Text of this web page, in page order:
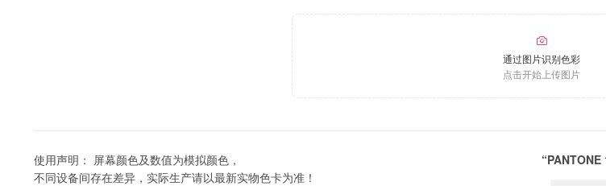
通过图片识别色彩
点击开始上传图片
使用声明： 屏幕颜色及数值为模拟颜色，
不同设备间存在差异，实际生产请以最新实物色卡为准！
“PANTONE